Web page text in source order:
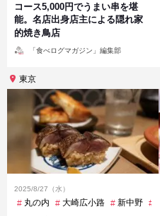
コース5,000円でうまい串を堪
能。名店出身店主による隠れ家
的焼き鳥店
「食べログマガジン」編集部
東京
2025/8/27（水）
丸の内 大崎広小路 新中野